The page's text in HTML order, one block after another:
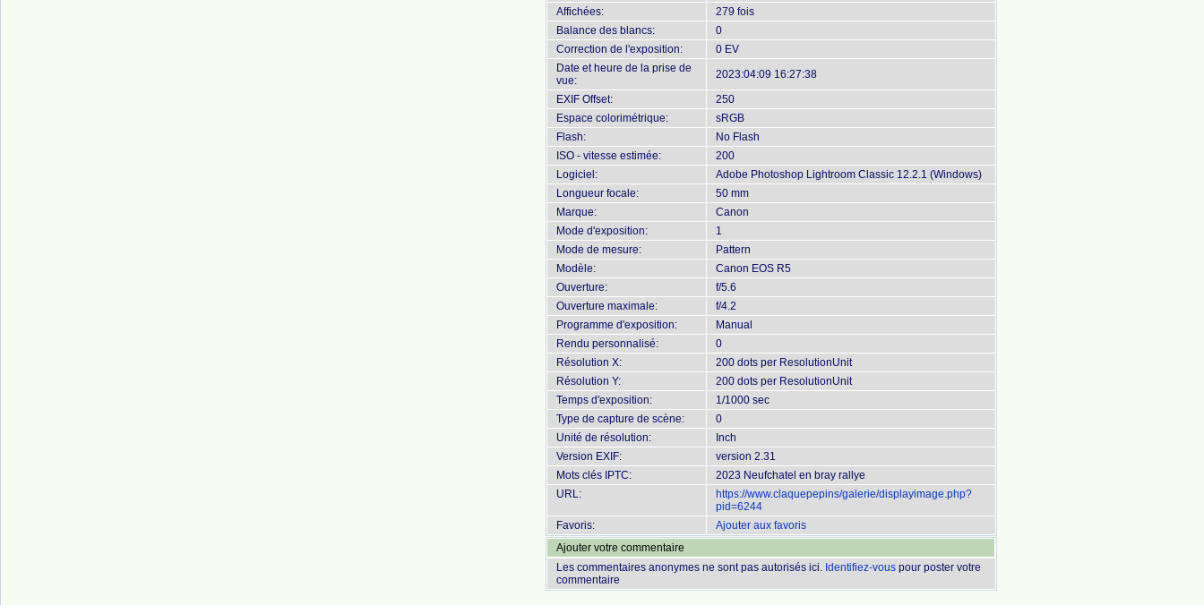
Affichées:
279 fois
Balance des blancs:
0
Correction de l'exposition:
0 EV
Date et heure de la prise de
vue:
2023:04:09 16:27:38
EXIF Offset:
250
Espace colorimétrique:
sRGB
Flash:
No Flash
ISO - vitesse estimée:
200
Logiciel:
Adobe Photoshop Lightroom Classic 12.2.1 (Windows)
Longueur focale:
50 mm
Marque:
Canon
Mode d'exposition:
1
Mode de mesure:
Pattern
Modèle:
Canon EOS R5
Ouverture:
f/5.6
Ouverture maximale:
f/4.2
Programme d'exposition:
Manual
Rendu personnalisé:
0
Résolution X:
200 dots per ResolutionUnit
Résolution Y:
200 dots per ResolutionUnit
Temps d'exposition:
1/1000 sec
Type de capture de scène:
0
Unité de résolution:
Inch
Version EXIF:
version 2.31
Mots clés IPTC:
2023 Neufchatel en bray rallye
URL:
https://www.claquepepins/galerie/displayimage.php?
pid=6244
Favoris:
Ajouter aux favoris
Ajouter votre commentaire
Les commentaires anonymes ne sont pas autorisés ici. Identifiez-vous pour poster votre
commentaire